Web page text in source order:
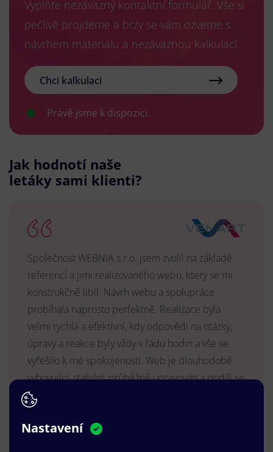
Vyplňte nezávazný kontaktní formulář. Vše si
pečlivě projdeme a brzy se vám ozveme s
návrhem materiálu a nezávaznou kalkulací.
Chci kalkulaci
Právě jsme k dispozici.
Jak hodnotí naše
letáky sami klienti?
Společnost WEBNIA s.r.o. jsem zvolil na základě
referencí a jimi realizovaného webu, který se mi
konstrukčně libíl. Návrh webu a spolupráce
probíhala naprosto perfektně. Realizace byla
velmi rychlá a efektivní, kdy odpovědi na otázky,
úpravy a reakce byly vždy v řádu hodin a vše se
vyřešilo k mé spokojenosti. Web je dlouhodobě
vyhovující, stabilní, průběžně upravován a podílí se
na pozitivním vnímání naší značky.
MUDr. Radek Vyšohlíd
VENART s.r.o.
Nastavení